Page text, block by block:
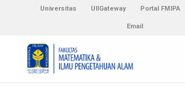
Universitas UIIGateway Portal FMIPA
Email